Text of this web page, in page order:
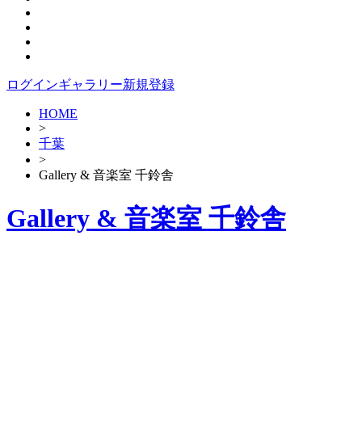
ログインギャラリー新規登録
HOME
>
千葉
>
Gallery & 音楽室 千鈴舎
Gallery & 音楽室 千鈴舎